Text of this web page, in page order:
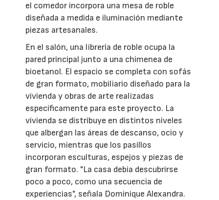
el comedor incorpora una mesa de roble
diseñada a medida e iluminación mediante
piezas artesanales.
En el salón, una librería de roble ocupa la
pared principal junto a una chimenea de
bioetanol. El espacio se completa con sofás
de gran formato, mobiliario diseñado para la
vivienda y obras de arte realizadas
específicamente para este proyecto. La
vivienda se distribuye en distintos niveles
que albergan las áreas de descanso, ocio y
servicio, mientras que los pasillos
incorporan esculturas, espejos y piezas de
gran formato. "La casa debía descubrirse
poco a poco, como una secuencia de
experiencias", señala Dominique Alexandra.